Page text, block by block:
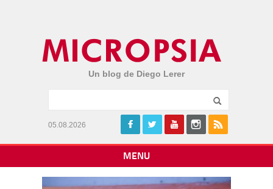
Un blog de Diego Lerer
05.08.2026
MENU